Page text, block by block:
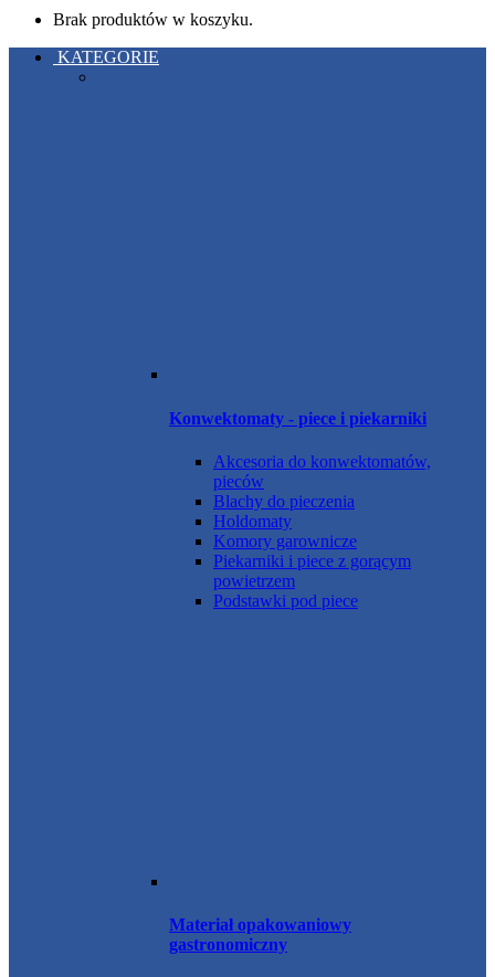
Brak produktów w koszyku.
KATEGORIE
Konwektomaty - piece i piekarniki
Akcesoria do konwektomatów,
pieców
Blachy do pieczenia
Holdomaty
Komory garownicze
Piekarniki i piece z gorącym
powietrzem
Podstawki pod piece
Materiał opakowaniowy
gastronomiczny